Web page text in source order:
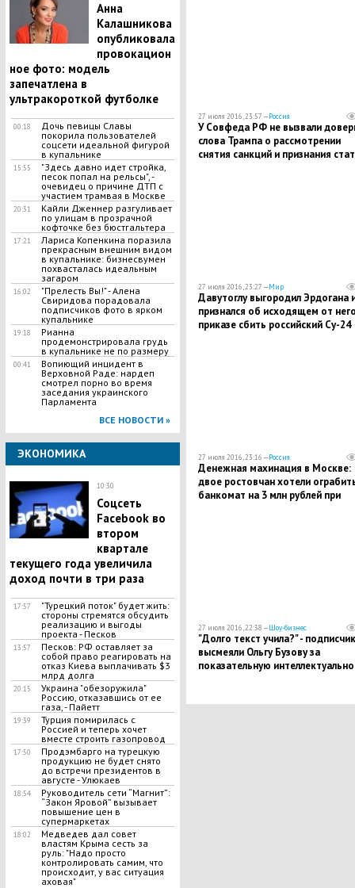
Анна
Калашникова
опубликовала
провокацион
ное фото: модель
запечатлена в
ультракороткой футболке
00:18
Дочь певицы Славы
покорила пользователей
соцсети идеальной фигурой
в купальнике
15:55
"Здесь давно идет стройка,
песок попал на рельсы", -
очевидец о причине ДТП с
участием трамвая в Москве
20:31
Кайли Дженнер разгуливает
по улицам в прозрачной
кофточке без бюстгальтера
17:21
Лариса Копенкина поразила
прекрасным внешним видом
в купальнике: бизнесвумен
похвасталась идеальным
загаром
16:02
"Прелесть Вы!" - Алена
Свиридова порадовала
подписчиков фото в ярком
купальнике
19:18
Рианна
продемонстрировала грудь
в купальнике не по размеру
00:41
Вопиющий инцидент в
Верховной Раде: нардеп
смотрел порно во время
заседания украинского
Парламента
ВСЕ НОВОСТИ »
ЭКОНОМИКА
10:30
Соцсеть
Facebook во
втором
квартале
текущего года увеличила
доход почти в три раза
17:57
"Турецкий поток" будет жить:
стороны стремятся обсудить
реализацию и выгоды
проекта - Песков
13:57
Песков: РФ оставляет за
собой право реагировать на
отказ Киева выплачивать $3
млрд долга
20:15
Украина "обезоружила"
Россию, отказавшись от ее
газа, - Пайетт
19:39
Турция помирилась с
Россией и теперь хочет
вместе строить газопровод
17:50
Продэмбарго на турецкую
продукцию не будет снято
до встречи президентов в
августе - Улюкаев
18:54
Руководитель сети “Магнит”:
“Закон Яровой” вызывает
повышение цен в
супермаркетах
18:02
​Медведев дал совет
властям Крыма сесть за
руль: "Надо просто
контролировать самим, что
происходит, у вас ситуация
аховая"
27 июля 2016, 23:57 —Россия
У Совфеда РФ не вызвали
слова Трампа о рассмотрении
снятия санкций и признания
27 июля 2016, 23:27 —Мир
Давутоглу выгородил Эрдогана
признался об исходящем от
приказе сбить российский Су-24
27 июля 2016, 23:16 —Россия
​Денежная махинация в Москве:
двое ростовчан хотели
банкомат на 3 млн рублей при
27 июля 2016, 22:38 —Шоу-бизнес
"Долго текст учила?" -
высмеяли Ольгу Бузову за
показательную